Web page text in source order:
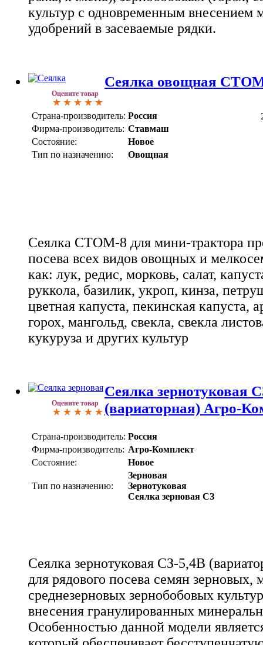
культур с одновременным внесением
удобрений в засеваемые рядки.
Оцените товар
Сеялка овощная
Страна-производитель: Россия
Фирма-производитель: Ставмаш
Состояние:
Новое
Тип по назначению:
Овощная
Сеялка СТОМ-8 для мини-трактора
посева всех видов овощных и
как: лук, редис, морковь, салат,
руккола, базилик, укроп, кинза,
цветная капуста, пекинская капуста,
горох, мангольд, свекла, свекла
кукуруза и других культур
Оцените товар
Сеялка зернотуковая
(вариаторная) Агро-
Страна-производитель: Россия
Фирма-производитель: Агро-Комплект
Состояние:
Новое
Тип по назначению:
Зерновая
Зернотуковая
Сеялка зерновая СЗ
Сеялка зернотуковая СЗ-5,4В
для рядового посева семян зерновых,
среднезерновых зернобобовых
внесения гранулированных
Особенностью данной модели